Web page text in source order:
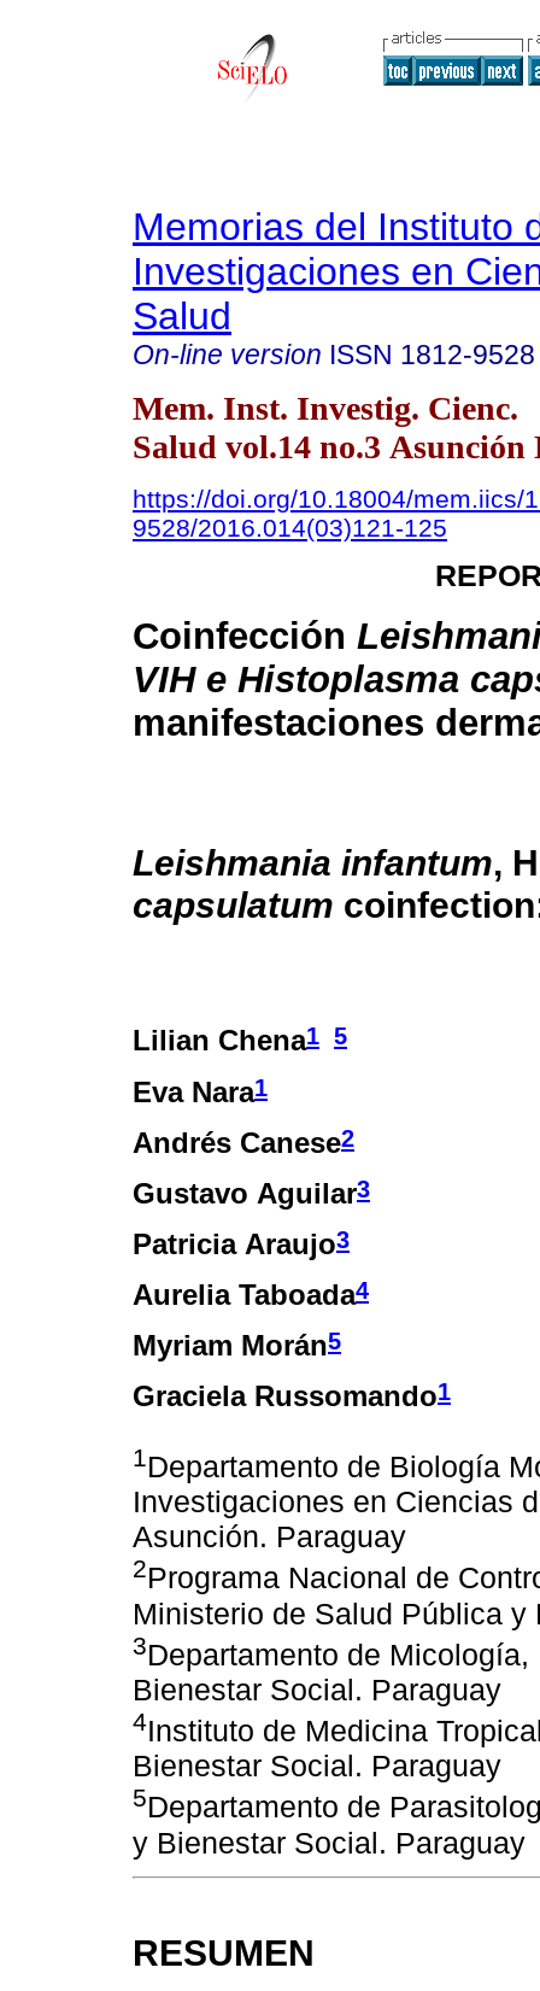
Memorias del Instituto
Investigaciones en
Salud
On-line version ISSN 1812-9528
Mem. Inst. Investig. Cienc.
Salud vol.14 no.3 Asunción
https://doi.org/10.18004/mem.iics/
9528/2016.014(03)121-125
Coinfección
VIH e Histoplasma
manifestaciones
Leishmania infantum,
capsulatum
Lilian Chena1 5
Eva Nara1
Andrés Canese2
Gustavo Aguilar3
Patricia Araujo3
Aurelia Taboada4
Myriam Morán5
Graciela Russomando1
1Departamento de Biología
Investigaciones en Ciencias
Asunción. Paraguay
2Programa Nacional de
Ministerio de Salud Pública
3Departamento de
Bienestar Social. Paraguay
4Instituto de Medicina
Bienestar Social. Paraguay
5Departamento de
y Bienestar Social. Paraguay
RESUMEN